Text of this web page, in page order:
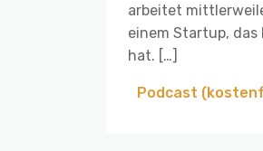
arbeitet
einem Startup,
hat. […]
Podcast